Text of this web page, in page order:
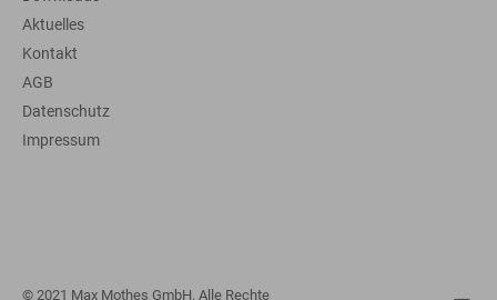
Aktuelles
Kontakt
AGB
Datenschutz
Impressum
© 2021 Max Mothes GmbH. Alle Rechte